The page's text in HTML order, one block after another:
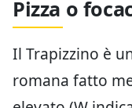
Pizza o
Il Trapizzino è
romana fatto